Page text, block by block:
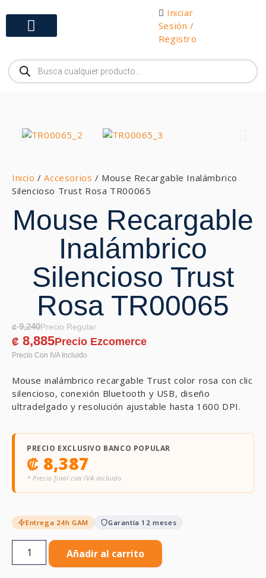
Iniciar
Sesión /
Registro
Inicio /Accesorios / Mouse Recargable Inalámbrico
Silencioso Trust Rosa TR00065
Mouse Recargable
Inalámbrico
Silencioso Trust
Rosa TR00065
₡9,240
₡ 8,885
Mouse inalámbrico recargable Trust color rosa con clic
silencioso, conexión Bluetooth y USB, diseño
ultradelgado y resolución ajustable hasta 1600 DPI.
PRECIO EXCLUSIVO BANCO POPULAR
₡ 8,387
* Precio final con IVA incluido.
Entrega 24h GAM Garantía 12 meses
Añadir al carrito